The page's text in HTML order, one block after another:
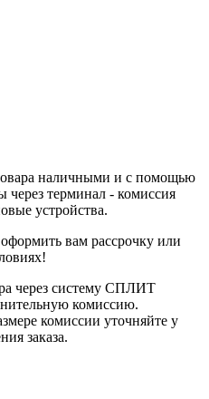
наличными и с помощью
через терминал - комиссия
устройства.
вам рассрочку или
через систему СПЛИТ
комиссию.
комиссии уточняйте у
заказа.